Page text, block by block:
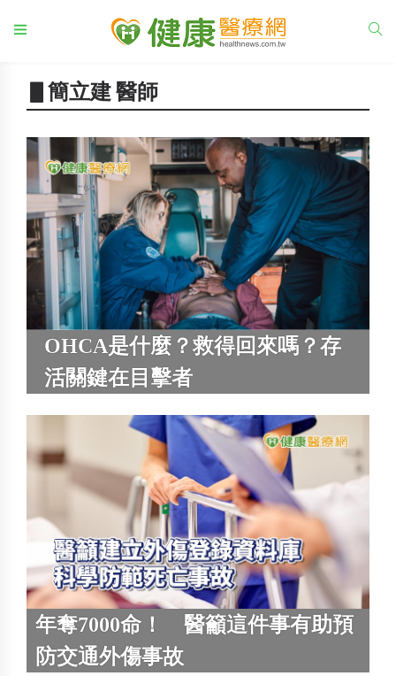
▋簡立建 醫師
OHCA是什麼？救得回來嗎？存
活關鍵在目擊者
年奪7000命！ 醫籲這件事有助預
防交通外傷事故